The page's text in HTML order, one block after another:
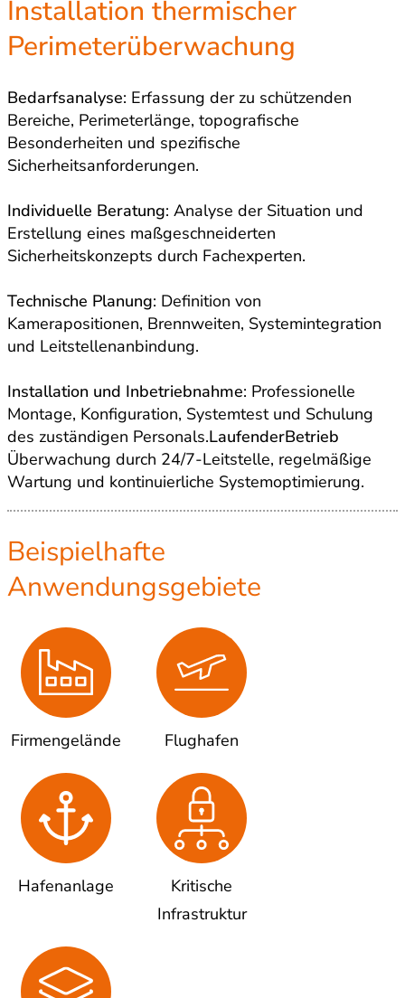
Installation thermischer
Perimeterüberwachung
Bedarfsanalyse: Erfassung der zu schützenden
Bereiche, Perimeterlänge, topografische
Besonderheiten und spezifische
Sicherheitsanforderungen.
Individuelle Beratung: Analyse der Situation und
Erstellung eines maßgeschneiderten
Sicherheitskonzepts durch Fachexperten.
Technische Planung: Definition von
Kamerapositionen, Brennweiten, Systemintegration
und Leitstellenanbindung.
Installation und Inbetriebnahme: Professionelle
Montage, Konfiguration, Systemtest und Schulung
des zuständigen Personals.LaufenderBetrieb
Überwachung durch 24/7-Leitstelle, regelmäßige
Wartung und kontinuierliche Systemoptimierung.
Beispielhafte
Anwendungsgebiete
Firmengelände Flughafen
Hafenanlage
Kritische
Infrastruktur